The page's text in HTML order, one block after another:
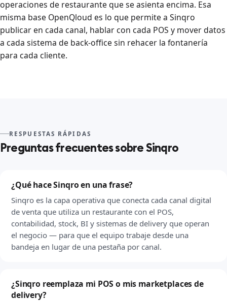
operaciones de restaurante que se asienta encima. Esa
misma base OpenQloud es lo que permite a Sinqro
publicar en cada canal, hablar con cada POS y mover datos
a cada sistema de back-office sin rehacer la fontanería
para cada cliente.
RESPUESTAS RÁPIDAS
Preguntas frecuentes sobre Sinqro
¿Qué hace Sinqro en una frase?
Sinqro es la capa operativa que conecta cada canal digital
de venta que utiliza un restaurante con el POS,
contabilidad, stock, BI y sistemas de delivery que operan
el negocio — para que el equipo trabaje desde una
bandeja en lugar de una pestaña por canal.
¿Sinqro reemplaza mi POS o mis marketplaces de
delivery?